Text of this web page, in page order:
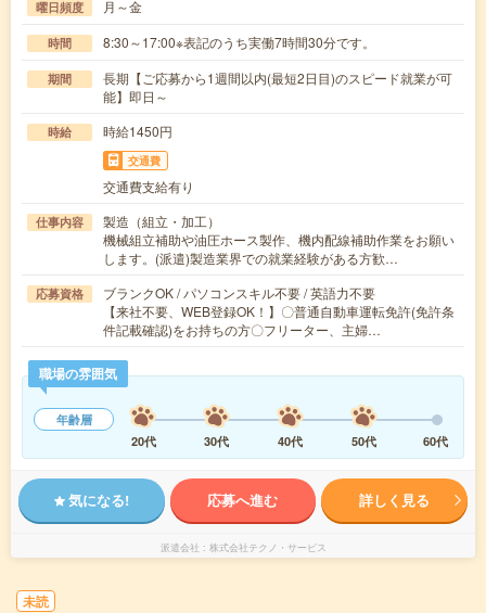
曜日頻度 月～金
時間 8:30～17:00※表記のうち実働7時間30分です。
期間
長期【ご応募から1週間以内(最短2日目)のスピード就業が可
能】即日～
時給 時給1450円
交通費
交通費支給有り
仕事内容
製造（組立・加工）
機械組立補助や油圧ホース製作、機内配線補助作業をお願い
します。(派遣)製造業界での就業経験がある方歓…
応募資格
ブランクOK / パソコンスキル不要 / 英語力不要
【来社不要、WEB登録OK！】〇普通自動車運転免許(免許条
件記載確認)をお持ちの方〇フリーター、主婦…
職場の雰囲気
年齢層
20代
30代 40代 50代 60代
気になる! 応募へ進む 詳しく見る
派遣会社 株式会社テクノ・サービス
未読